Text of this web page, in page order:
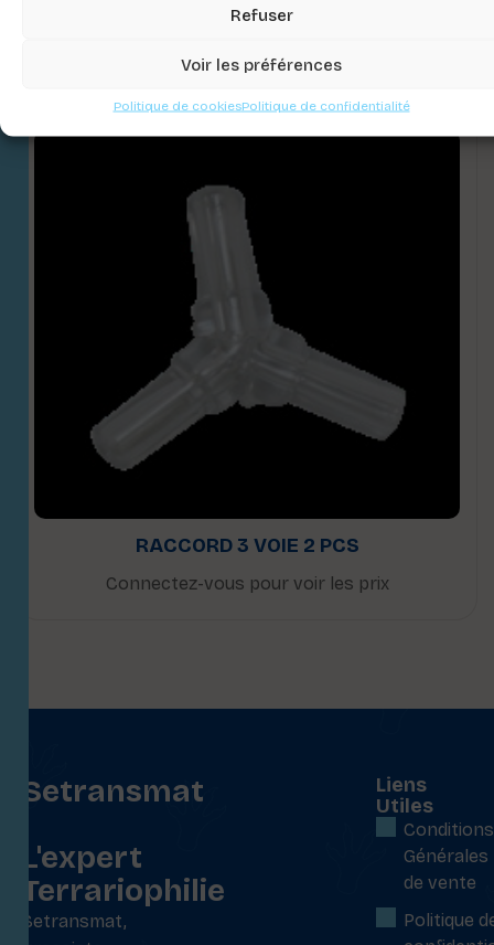
Refuser
Voir les préférences
Politique de cookiesPolitique de confidentialité
RACCORD 3 VOIE 2 PCS
Connectez-vous pour voir les prix
Setransmat
L'expert
Terrariophilie
Setransmat,
Liens
Utiles
Conditions
Générales
de vente
Politique